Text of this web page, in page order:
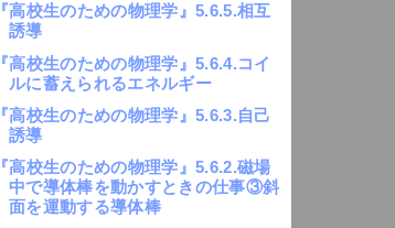
『高校生のための物理学』5.6.5.相互
誘導
『高校生のための物理学』5.6.4.コイ
ルに蓄えられるエネルギー
『高校生のための物理学』5.6.3.自己
誘導
『高校生のための物理学』5.6.2.磁場
中で導体棒を動かすときの仕事③斜
面を運動する導体棒